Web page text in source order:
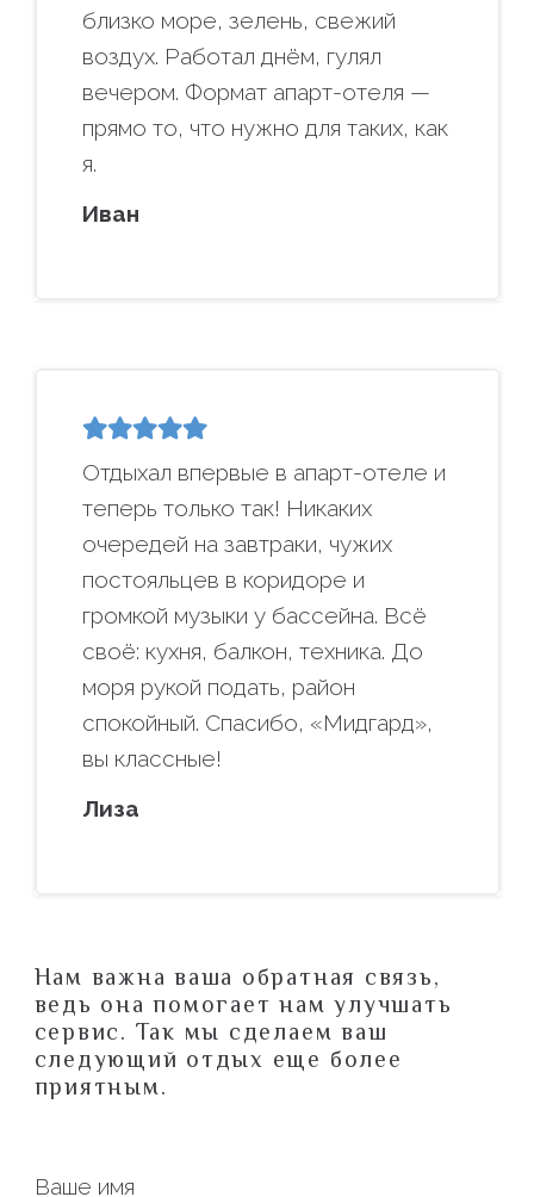
близко море, зелень, свежий
воздух. Работал днём, гулял
вечером. Формат апарт-отеля —
прямо то, что нужно для таких, как
я.
Иван
Отдыхал впервые в апарт-отеле и
теперь только так! Никаких
очередей на завтраки, чужих
постояльцев в коридоре и
громкой музыки у бассейна. Всё
своё: кухня, балкон, техника. До
моря рукой подать, район
спокойный. Спасибо, «Мидгард»,
вы классные!
Лиза
Нам важна ваша обратная связь,
ведь она помогает нам улучшать
сервис. Так мы сделаем ваш
следующий отдых еще более
приятным.
Ваше имя